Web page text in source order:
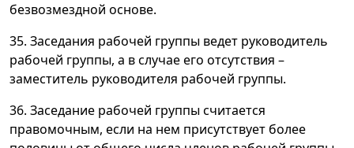
безвозмездной основе.
35. Заседания рабочей группы ведет руководитель
рабочей группы, а в случае его отсутствия –
заместитель руководителя рабочей группы.
36. Заседание рабочей группы считается
правомочным, если на нем присутствует более